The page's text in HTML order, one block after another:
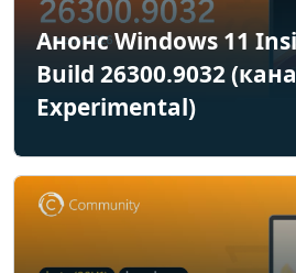
Анонс Windows 11
Build 26300.9032
Experimental)